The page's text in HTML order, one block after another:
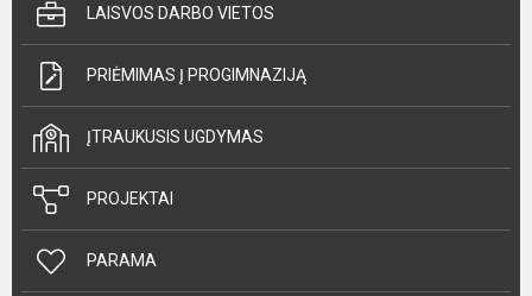
LAISVOS DARBO VIETOS
PRIĖMIMAS Į PROGIMNAZIJĄ
ĮTRAUKUSIS UGDYMAS
PROJEKTAI
PARAMA